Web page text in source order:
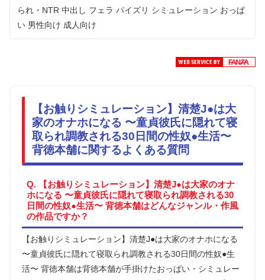
られ・NTR 中出し フェラ パイズリ シミュレーション おっぱ
い 男性向け 成人向け
【お触りシミュレーション】清楚J●は大
家のオナホになる 〜童貞彼氏に隠れて寝
取られ調教される30日間の性奴●生活〜
背徳本舗に関するよくある質問
Q. 【お触りシミュレーション】清楚J●は大家のオナ
ホになる 〜童貞彼氏に隠れて寝取られ調教される30
日間の性奴●生活〜 背徳本舗はどんなジャンル・作風
の作品ですか？
【お触りシミュレーション】清楚J●は大家のオナホになる
〜童貞彼氏に隠れて寝取られ調教される30日間の性奴●生
活〜 背徳本舗は背徳本舗が手掛けたおっぱい・シミュレー